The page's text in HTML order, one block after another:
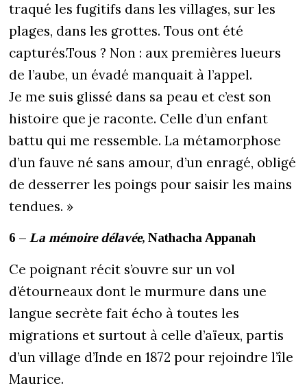
traqué les fugitifs dans les villages, sur les
plages, dans les grottes. Tous ont été
capturés.Tous ? Non : aux premières lueurs
de l’aube, un évadé manquait à l’appel.
Je me suis glissé dans sa peau et c’est son
histoire que je raconte. Celle d’un enfant
battu qui me ressemble. La métamorphose
d’un fauve né sans amour, d’un enragé, obligé
de desserrer les poings pour saisir les mains
tendues. »
6 –La mémoire délavée, Nathacha Appanah
Ce poignant récit s’ouvre sur un vol
d’étourneaux dont le murmure dans une
langue secrète fait écho à toutes les
migrations et surtout à celle d’aïeux, partis
d’un village d’Inde en 1872 pour rejoindre l’île
Maurice.